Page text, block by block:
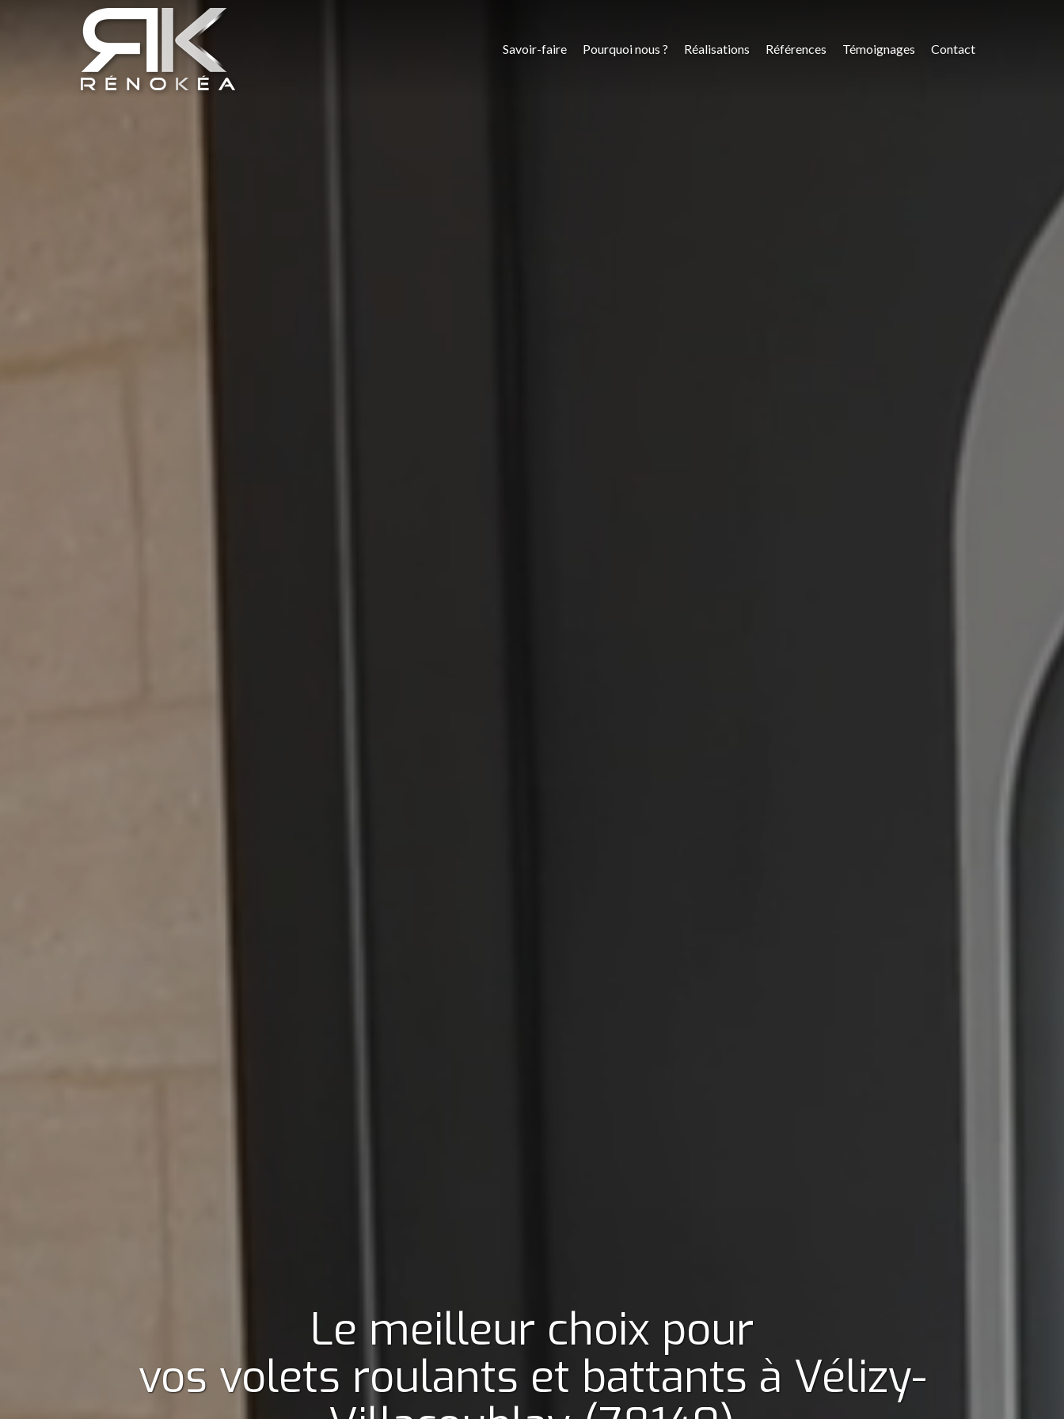
Savoir-faire Pourquoi nous ? Réalisations Références Témoignages Contact
Le meilleur choix pour
vos volets roulants et battants à Vélizy-